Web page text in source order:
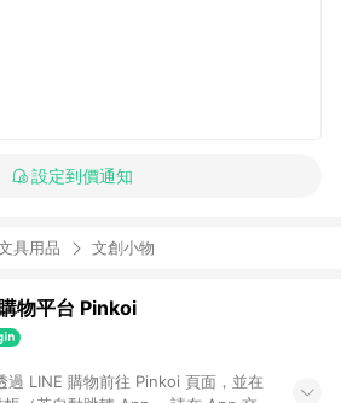
設定到價通知
具用品 文創小物
物平台 Pinkoi
過 LINE 購物前往 Pinkoi 頁面，並在